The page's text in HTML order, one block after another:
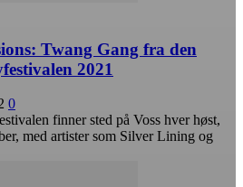
Twang Gang fra den
2021
0
finner sted på Voss hver høst,
med artister som Silver Lining og